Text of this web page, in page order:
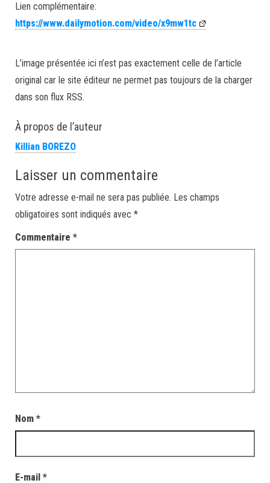
Lien complémentaire:
https://www.dailymotion.com/video/x9mw1tc
L’image présentée ici n’est pas exactement celle de l’article
original car le site éditeur ne permet pas toujours de la charger
dans son flux RSS.
À propos de l’auteur
Killian BOREZO
Laisser un commentaire
Votre adresse e-mail ne sera pas publiée. Les champs
obligatoires sont indiqués avec *
Commentaire *
Nom *
E-mail *